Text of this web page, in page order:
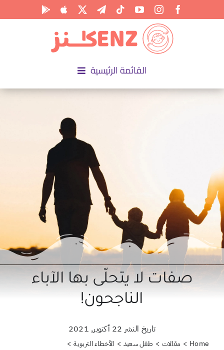
القائمة الرئيسية
الرئيسية
المقالات
حول علمتني كنز
احجزي استشارة
صفات لا يتحلّى بها الآباء
الناجحون!
Home مقالات طفل سعيد
الأخطاء التربوية
تاريخ النشر 22 أكتوبر, 2021